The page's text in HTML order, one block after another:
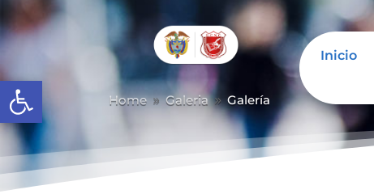
Abrir barra de herramientas
Inicio
Home 9 Galeria 9 Galería